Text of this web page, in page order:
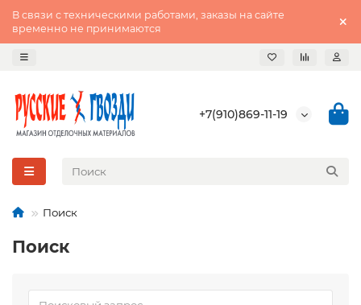
В связи с техническими работами, заказы на сайте
временно не принимаются
+7(910)869-11-19
Поиск
Поиск